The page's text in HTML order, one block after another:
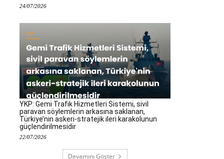
24/07/2026
YKP: Gemi Trafik Hizmetleri Sistemi, sivil
paravan söylemlerin arkasına saklanan,
Türkiye’nin askeri-stratejik ileri karakolunun
güçlendirilmesidir
22/07/2026
Devamını Göster